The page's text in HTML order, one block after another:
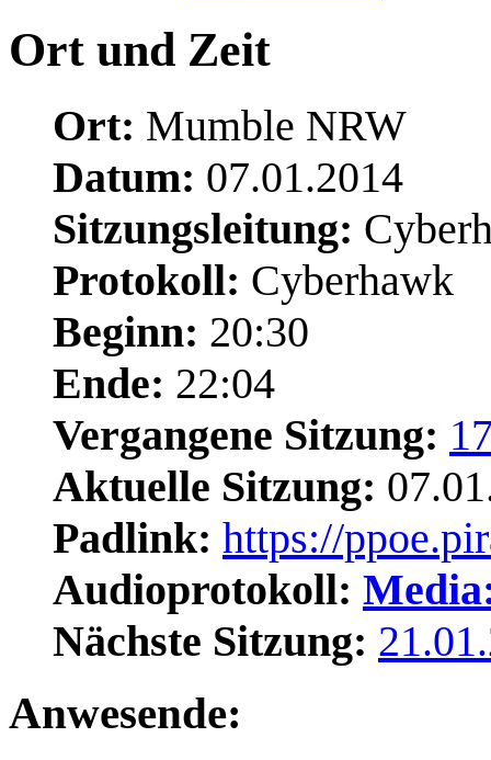
Ort und Zeit
Ort: Mumble NRW
Datum: 07.01.2014
Sitzungsleitung:
Protokoll: Cyberhawk
Beginn: 20:30
Ende: 22:04
Vergangene Sitzung:
Aktuelle Sitzung:
Padlink: https://
Audioprotokoll:
Nächste Sitzung:
Anwesende: